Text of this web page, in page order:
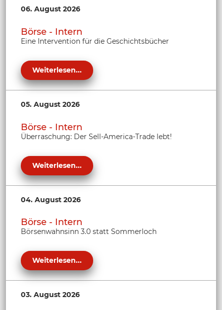
06. August 2026
Börse - Intern
Eine Intervention für die Geschichtsbücher
Weiterlesen...
05. August 2026
Börse - Intern
Überraschung: Der Sell-America-Trade lebt!
Weiterlesen...
04. August 2026
Börse - Intern
Börsenwahnsinn 3.0 statt Sommerloch
Weiterlesen...
03. August 2026